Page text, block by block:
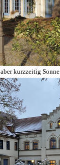
kurzzeitig Sonne